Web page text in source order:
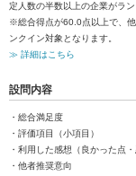
定人数の半数以上の企業がラン
※総合得点が60.0点以上で、
ンクイン対象となります。
≫ 詳細はこちら
設問内容
・総合満足度
・評価項目（小項目）
・利用した感想（良かった点・
・他者推奨意向